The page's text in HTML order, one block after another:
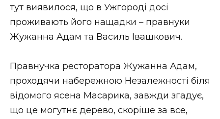
НОВИНИ ЗАХІДНОЇ УКРАЇНИ
ВІДЕО
тут виявилося, що в Ужгороді досі
проживають його нащадки – правнуки
Жужанна Адам та Василь Івашкович.
Правнучка ресторатора Жужанна Адам,
проходячи набережною Незалежності біля
відомого ясена Масарика, завжди згадує,
що це могутнє дерево, скоріше за все,